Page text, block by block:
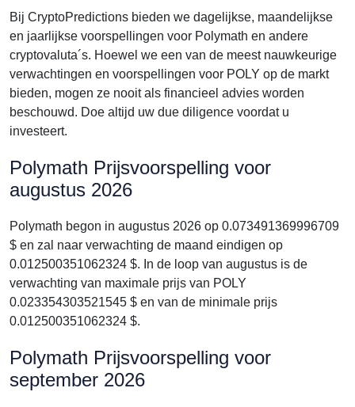
Bij CryptoPredictions bieden we dagelijkse, maandelijkse
en jaarlijkse voorspellingen voor Polymath en andere
cryptovaluta´s. Hoewel we een van de meest nauwkeurige
verwachtingen en voorspellingen voor POLY op de markt
bieden, mogen ze nooit als financieel advies worden
beschouwd. Doe altijd uw due diligence voordat u
investeert.
Polymath Prijsvoorspelling voor
augustus 2026
Polymath begon in augustus 2026 op 0.073491369996709
$ en zal naar verwachting de maand eindigen op
0.012500351062324 $. In de loop van augustus is de
verwachting van maximale prijs van POLY
0.023354303521545 $ en van de minimale prijs
0.012500351062324 $.
Polymath Prijsvoorspelling voor
september 2026